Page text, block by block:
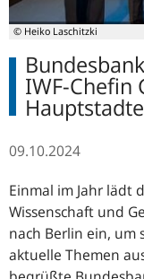
© Heiko Laschitzki
IWF-Chefin
09.10.2024
Einmal im Jahr lädt
Wissenschaft und
nach Berlin ein, um
aktuelle Themen